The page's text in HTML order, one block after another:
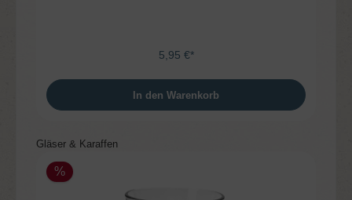
5,95 €*
In den Warenkorb
Produktgalerie überspringen
Gläser & Karaffen
%